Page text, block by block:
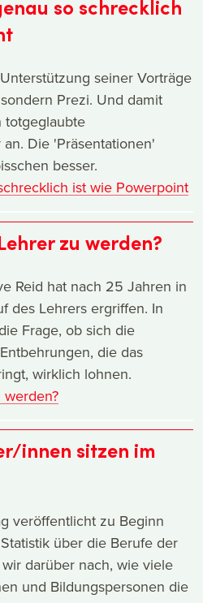
so schrecklich
seiner Vorträge
Prezi. Und damit
totgeglaubte
Die 'Präsentationen'
besser.
ist wie Powerpoint
zu werden?
Reid hat nach 25 Jahren in
des Lehrers ergriffen. In
Frage, ob sich die
die das
wirklich lohnen.
innen sitzen im
veröffentlicht zu Beginn
über die Berufe der
darüber nach, wie viele
und Bildungspersonen die